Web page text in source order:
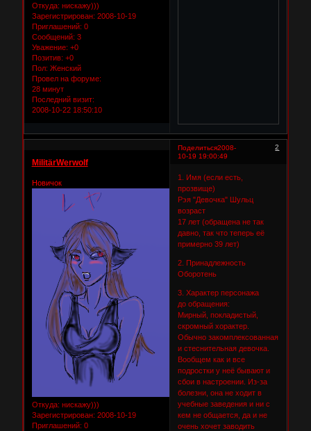
Откуда: нискажу)))
Зарегистрирован: 2008-10-19
Приглашений: 0
Сообщений: 3
Уважение: +0
Позитив: +0
Пол: Женский
Провел на форуме:
28 минут
Последний визит:
2008-10-22 18:50:10
Поделиться 2
2008-
10-19 19:00:49
MilitärWerwolf
Новичок
Откуда: нискажу)))
Зарегистрирован: 2008-10-19
Приглашений: 0
1. Имя (если есть,
прозвище)
Рэя "Девочка" Шульц
возраст
17 лет (обращена не так
давно, так что теперь её
примерно 39 лет)
2. Принадлежность
Оборотень
3. Характер персонажа
до обращения:
Мирный, покладистый,
скромный хорактер.
Обычно закомплексованная
и стеснительная девочка.
Вообщем как и все
подростки у неё бывают и
сбои в настроении. Из-за
болезни, она не ходит в
учебные заведения и ни с
кем не общается, да и не
очень хочет заводить